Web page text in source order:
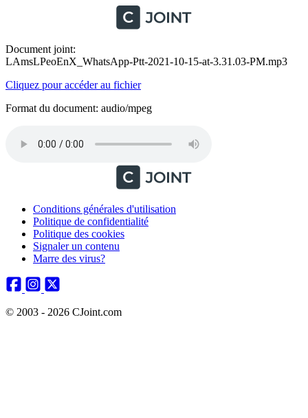
Document joint:
LAmsLPeoEnX_WhatsApp-Ptt-2021-10-15-at-3.31.03-PM.mp3
Cliquez pour accéder au fichier
Format du document: audio/mpeg
Conditions générales d'utilisation
Politique de confidentialité
Politique des cookies
Signaler un contenu
Marre des virus?
© 2003 - 2026 CJoint.com